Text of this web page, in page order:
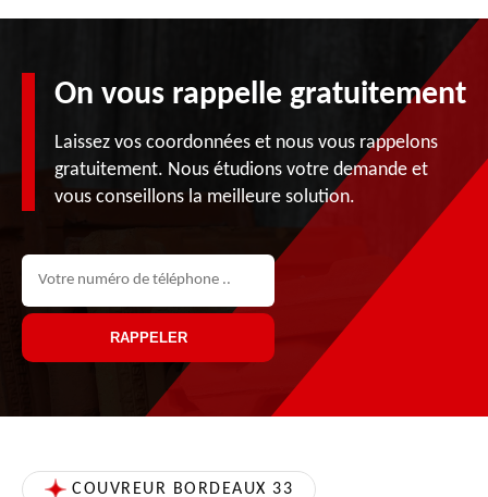
On vous rappelle gratuitement
Laissez vos coordonnées et nous vous rappelons
gratuitement. Nous étudions votre demande et
vous conseillons la meilleure solution.
COUVREUR BORDEAUX 33